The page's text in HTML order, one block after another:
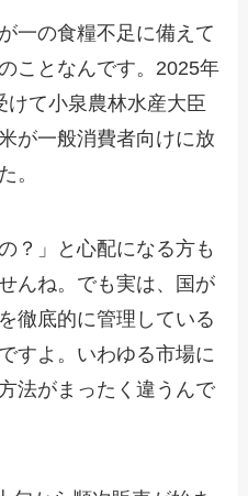
一の食糧不足に備えて
ことなんです。2025年
て小泉農林水産大臣
が一般消費者向けに放
。
？」と心配になる方も
んね。でも実は、国が
徹底的に管理している
すよ。いわゆる市場に
法がまったく違うんで